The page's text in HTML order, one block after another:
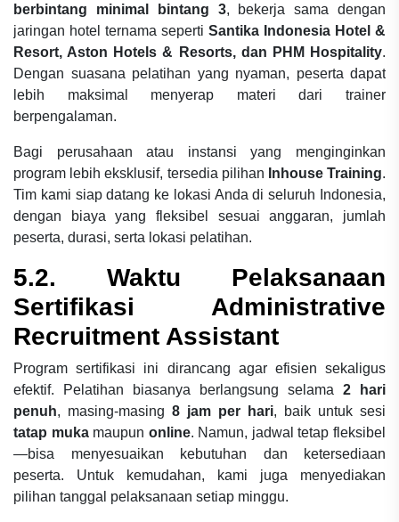
berbintang minimal bintang 3, bekerja sama dengan
jaringan hotel ternama seperti Santika Indonesia Hotel &
Resort, Aston Hotels & Resorts, dan PHM Hospitality.
Dengan suasana pelatihan yang nyaman, peserta dapat
lebih maksimal menyerap materi dari trainer
berpengalaman.
Bagi perusahaan atau instansi yang menginginkan
program lebih eksklusif, tersedia pilihan Inhouse Training.
Tim kami siap datang ke lokasi Anda di seluruh Indonesia,
dengan biaya yang fleksibel sesuai anggaran, jumlah
peserta, durasi, serta lokasi pelatihan.
5.2. Waktu Pelaksanaan
Sertifikasi Administrative
Recruitment Assistant
Program sertifikasi ini dirancang agar efisien sekaligus
efektif. Pelatihan biasanya berlangsung selama 2 hari
penuh, masing-masing 8 jam per hari, baik untuk sesi
tatap mukamaupun online. Namun, jadwal tetap fleksibel
—bisa menyesuaikan kebutuhan dan ketersediaan
peserta. Untuk kemudahan, kami juga menyediakan
pilihan tanggal pelaksanaan setiap minggu.